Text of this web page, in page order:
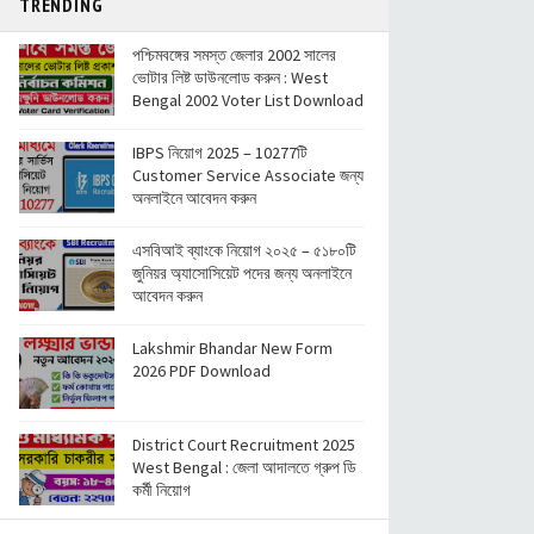
TRENDING
পশ্চিমবঙ্গের সমস্ত জেলার 2002 সালের
ভোটার লিষ্ট ডাউনলোড করুন : West
Bengal 2002 Voter List Download
IBPS নিয়োগ 2025 – 10277টি
Customer Service Associate জন্য
অনলাইনে আবেদন করুন
এসবিআই ব্যাংকে নিয়োগ ২০২৫ – ৫১৮০টি
জুনিয়র অ্যাসোসিয়েট পদের জন্য অনলাইনে
আবেদন করুন
Lakshmir Bhandar New Form
2026 PDF Download
District Court Recruitment 2025
West Bengal : জেলা আদালতে গ্রুপ ডি
কর্মী নিয়োগ